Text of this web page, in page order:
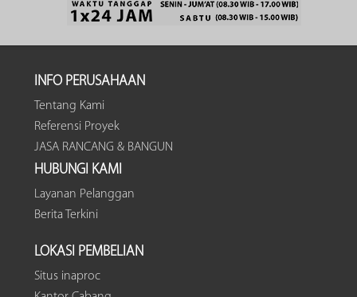
INFO PERUSAHAAN
Tentang Kami
Referensi Proyek
JASA RANCANG & BANGUN
HUBUNGI KAMI
Layanan Pelanggan
Berita Terkini
LOKASI PEMBELIAN
Situs inaproc